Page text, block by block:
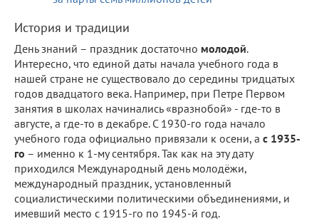
История и традиции
День знаний – праздник достаточно молодой.
Интересно, что единой даты начала учебного года в
нашей стране не существовало до середины тридцатых
годов двадцатого века. Например, при Петре Первом
занятия в школах начинались «вразнобой» - где-то в
августе, а где-то в декабре. С 1930-го года начало
учебного года официально привязали к осени, а с 1935-
го – именно к 1-му сентября. Так как на эту дату
приходился Международный день молодёжи,
международный праздник, установленный
социалистическими политическими объединениями, и
имевший место с 1915-го по 1945-й год.